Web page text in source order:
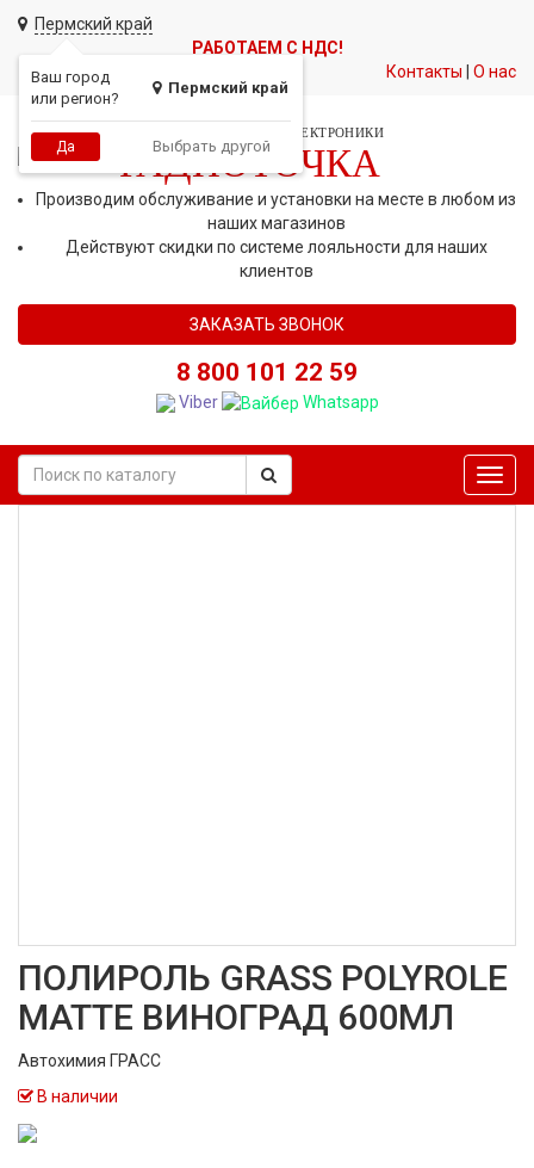
Пермский край
Ваш город
или регион?
Пермский край
Да Выбрать другой
РАБОТАЕМ С НДС!
Контакты
О нас
СЕТЬ МАГАЗИНОВ АВТОЭЛЕКТРОНИКИ
РАДИОТОЧКА
Производим обслуживание и установки на месте в любом из
наших магазинов
Действуют скидки по системе лояльности для наших
клиентов
ЗАКАЗАТЬ ЗВОНОК
8 800 101 22 59
Viber Whatsapp
ПОЛИРОЛЬ GRASS POLYROLE
MATTE ВИНОГРАД 600МЛ
Автохимия ГРАСС
В наличии